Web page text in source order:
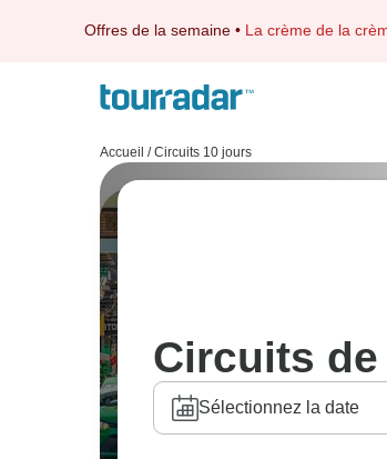
Offres de la semaine • La crème de la
Accueil / Circuits 10 jours
Sélectionnez la date